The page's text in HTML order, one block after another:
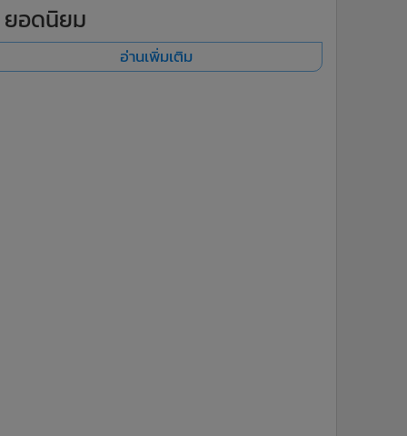
ยอดนิยม
อ่านเพิ่มเติม